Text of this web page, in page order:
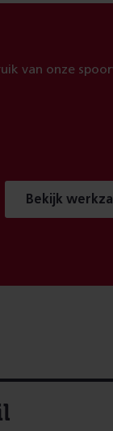
van onze
Bekijk